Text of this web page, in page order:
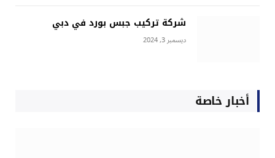
شركة تركيب جبس بورد في دبي
ديسمبر 3, 2024
أخبار خاصة